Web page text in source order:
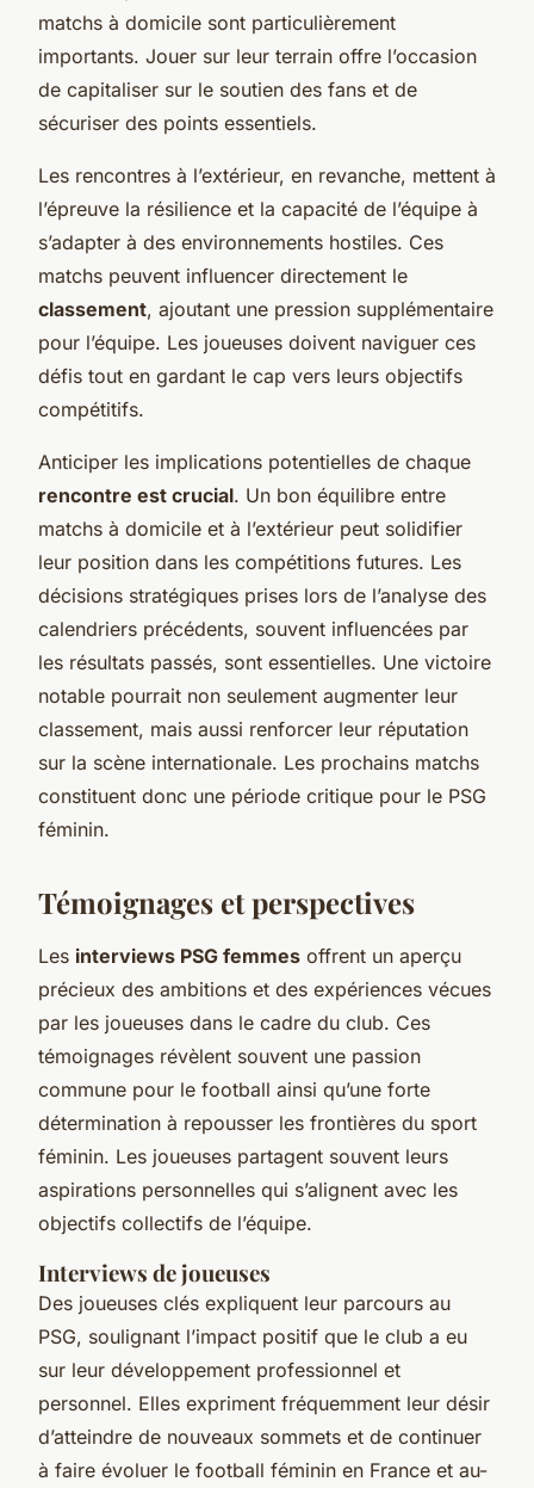
matchs à domicile sont particulièrement
importants. Jouer sur leur terrain offre l’occasion
de capitaliser sur le soutien des fans et de
sécuriser des points essentiels.
Les rencontres à l’extérieur, en revanche, mettent à
l’épreuve la résilience et la capacité de l’équipe à
s’adapter à des environnements hostiles. Ces
matchs peuvent influencer directement le
classement, ajoutant une pression supplémentaire
pour l’équipe. Les joueuses doivent naviguer ces
défis tout en gardant le cap vers leurs objectifs
compétitifs.
Anticiper les implications potentielles de chaque
rencontre est crucial. Un bon équilibre entre
matchs à domicile et à l’extérieur peut solidifier
leur position dans les compétitions futures. Les
décisions stratégiques prises lors de l’analyse des
calendriers précédents, souvent influencées par
les résultats passés, sont essentielles. Une victoire
notable pourrait non seulement augmenter leur
classement, mais aussi renforcer leur réputation
sur la scène internationale. Les prochains matchs
constituent donc une période critique pour le PSG
féminin.
Témoignages et perspectives
Les interviews PSG femmes offrent un aperçu
précieux des ambitions et des expériences vécues
par les joueuses dans le cadre du club. Ces
témoignages révèlent souvent une passion
commune pour le football ainsi qu’une forte
détermination à repousser les frontières du sport
féminin. Les joueuses partagent souvent leurs
aspirations personnelles qui s’alignent avec les
objectifs collectifs de l’équipe.
Interviews de joueuses
Des joueuses clés expliquent leur parcours au
PSG, soulignant l’impact positif que le club a eu
sur leur développement professionnel et
personnel. Elles expriment fréquemment leur désir
d’atteindre de nouveaux sommets et de continuer
à faire évoluer le football féminin en France et au-